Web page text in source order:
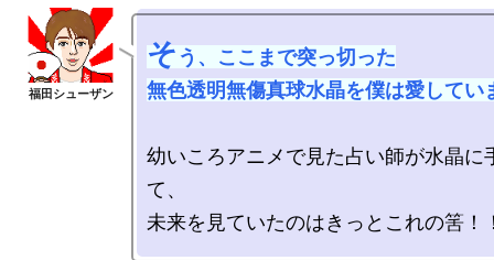
そう、ここまで突っ切った
無色透明無傷真球水晶を僕は愛してい
幼いころアニメで見た占い師が水晶に
て、